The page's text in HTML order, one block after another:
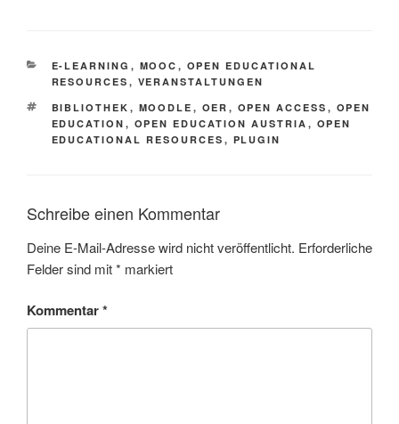
KATEGORIEN
E-LEARNING , MOOC , OPEN EDUCATIONAL
RESOURCES , VERANSTALTUNGEN
SCHLAGWÖRTER
BIBLIOTHEK , MOODLE , OER , OPEN ACCESS , OPEN
EDUCATION , OPEN EDUCATION AUSTRIA , OPEN
EDUCATIONAL RESOURCES , PLUGIN
Schreibe einen Kommentar
Deine E-Mail-Adresse wird nicht veröffentlicht. Erforderliche
Felder sind mit* markiert
Kommentar*